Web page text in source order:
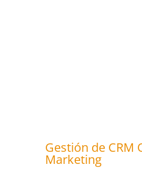
Gestión de CRM
Marketing